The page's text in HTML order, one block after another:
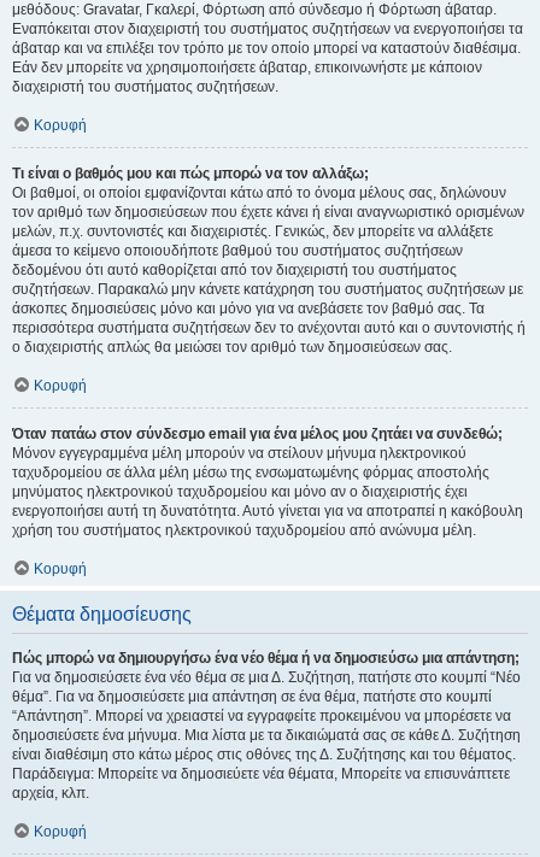
μεθόδους: Gravatar, Γκαλερί, Φόρτωση από σύνδεσμο ή Φόρτωση άβαταρ.
Εναπόκειται στον διαχειριστή του συστήματος συζητήσεων να ενεργοποιήσει τα
άβαταρ και να επιλέξει τον τρόπο με τον οποίο μπορεί να καταστούν διαθέσιμα.
Εάν δεν μπορείτε να χρησιμοποιήσετε άβαταρ, επικοινωνήστε με κάποιον
διαχειριστή του συστήματος συζητήσεων.
Κορυφή
Τι είναι ο βαθμός μου και πώς μπορώ να τον αλλάξω;
Οι βαθμοί, οι οποίοι εμφανίζονται κάτω από το όνομα μέλους σας, δηλώνουν
τον αριθμό των δημοσιεύσεων που έχετε κάνει ή είναι αναγνωριστικό ορισμένων
μελών, π.χ. συντονιστές και διαχειριστές. Γενικώς, δεν μπορείτε να αλλάξετε
άμεσα το κείμενο οποιουδήποτε βαθμού του συστήματος συζητήσεων
δεδομένου ότι αυτό καθορίζεται από τον διαχειριστή του συστήματος
συζητήσεων. Παρακαλώ μην κάνετε κατάχρηση του συστήματος συζητήσεων με
άσκοπες δημοσιεύσεις μόνο και μόνο για να ανεβάσετε τον βαθμό σας. Τα
περισσότερα συστήματα συζητήσεων δεν το ανέχονται αυτό και ο συντονιστής ή
ο διαχειριστής απλώς θα μειώσει τον αριθμό των δημοσιεύσεων σας.
Κορυφή
Όταν πατάω στον σύνδεσμο email για ένα μέλος μου ζητάει να συνδεθώ;
Μόνον εγγεγραμμένα μέλη μπορούν να στείλουν μήνυμα ηλεκτρονικού
ταχυδρομείου σε άλλα μέλη μέσω της ενσωματωμένης φόρμας αποστολής
μηνύματος ηλεκτρονικού ταχυδρομείου και μόνο αν ο διαχειριστής έχει
ενεργοποιήσει αυτή τη δυνατότητα. Αυτό γίνεται για να αποτραπεί η κακόβουλη
χρήση του συστήματος ηλεκτρονικού ταχυδρομείου από ανώνυμα μέλη.
Κορυφή
Θέματα δημοσίευσης
Πώς μπορώ να δημιουργήσω ένα νέο θέμα ή να δημοσιεύσω μια απάντηση;
Για να δημοσιεύσετε ένα νέο θέμα σε μια Δ. Συζήτηση, πατήστε στο κουμπί “Νέο
θέμα”. Για να δημοσιεύσετε μια απάντηση σε ένα θέμα, πατήστε στο κουμπί
“Απάντηση”. Μπορεί να χρειαστεί να εγγραφείτε προκειμένου να μπορέσετε να
δημοσιεύσετε ένα μήνυμα. Μια λίστα με τα δικαιώματά σας σε κάθε Δ. Συζήτηση
είναι διαθέσιμη στο κάτω μέρος στις οθόνες της Δ. Συζήτησης και του θέματος.
Παράδειγμα: Μπορείτε να δημοσιεύετε νέα θέματα, Μπορείτε να επισυνάπτετε
αρχεία, κλπ.
Κορυφή